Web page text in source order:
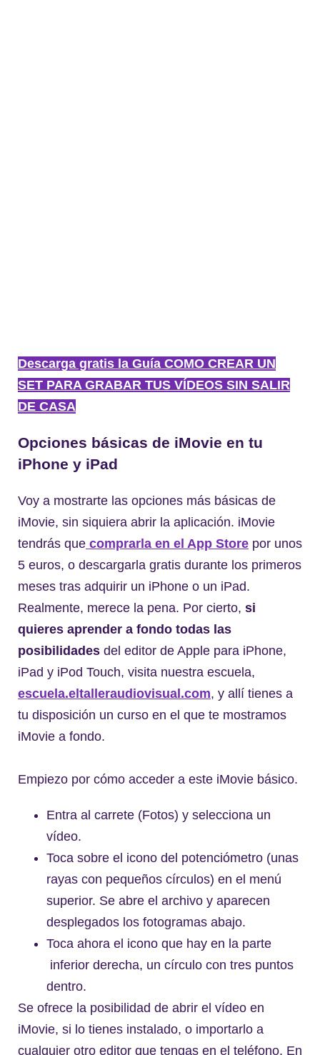
Descarga gratis la Guía COMO CREAR UN
SET PARA GRABAR TUS VÍDEOS SIN SALIR
DE CASA
Opciones básicas de iMovie en tu
iPhone y iPad
Voy a mostrarte las opciones más básicas de
iMovie, sin siquiera abrir la aplicación. iMovie
tendrás que comprarla en el App Store por unos
5 euros, o descargarla gratis durante los primeros
meses tras adquirir un iPhone o un iPad.
Realmente, merece la pena. Por cierto, si
quieres aprender a fondo todas las
posibilidades del editor de Apple para iPhone,
iPad y iPod Touch, visita nuestra escuela,
escuela.eltalleraudiovisual.com, y allí tienes a
tu disposición un curso en el que te mostramos
iMovie a fondo.
Empiezo por cómo acceder a este iMovie básico.
Entra al carrete (Fotos) y selecciona un
vídeo.
Toca sobre el icono del potenciómetro (unas
rayas con pequeños círculos) en el menú
superior. Se abre el archivo y aparecen
desplegados los fotogramas abajo.
Toca ahora el icono que hay en la parte
inferior derecha, un círculo con tres puntos
dentro.
Se ofrece la posibilidad de abrir el vídeo en
iMovie, si lo tienes instalado, o importarlo a
cualquier otro editor que tengas en el teléfono. En